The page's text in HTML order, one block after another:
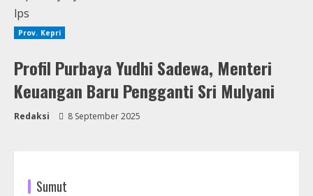
Prov. Kepri
Profil Purbaya Yudhi Sadewa, Menteri
Keuangan Baru Pengganti Sri Mulyani
Redaksi 8 September 2025
Sumut